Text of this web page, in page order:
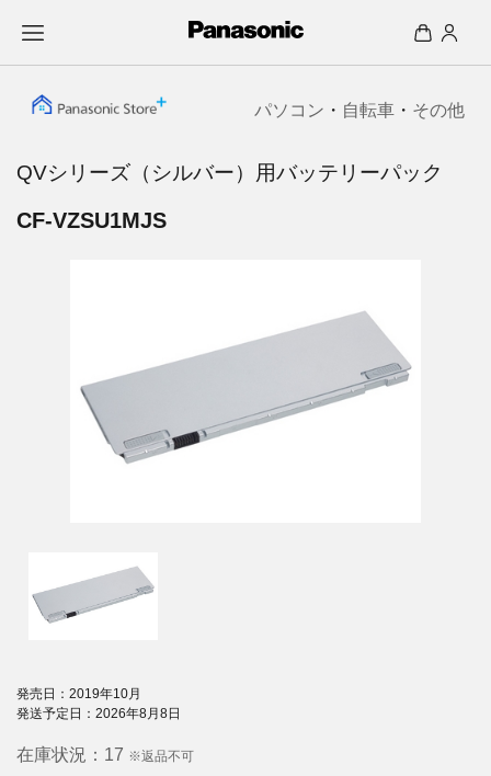
パソコン ・ 自転車 ・ その他
QVシリーズ（シルバー）用バッテリーパック
CF-VZSU1MJS
発売日：2019年10月
発送予定日：2026年8月8日
在庫状況： 17 ※返品不可